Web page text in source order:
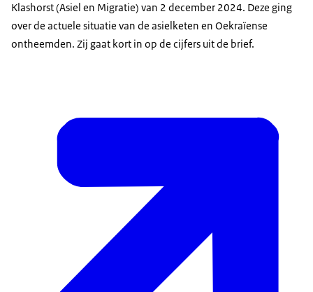
Klashorst (Asiel en Migratie) van 2 december 2024. Deze ging
over de actuele situatie van de asielketen en Oekraïense
ontheemden. Zij gaat kort in op de cijfers uit de brief.